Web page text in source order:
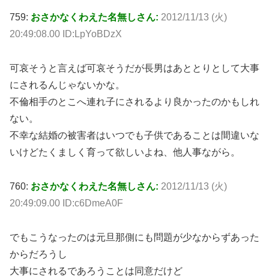
759: おさかなくわえた名無しさん: 2012/11/13 (火)
20:49:08.00 ID:LpYoBDzX
可哀そうと言えば可哀そうだが長男はあととりとして大事
にされるんじゃないかな。
不倫相手のとこへ連れ子にされるより良かったのかもしれ
ない。
不幸な結婚の被害者はいつでも子供であることは間違いな
いけどたくましく育って欲しいよね、他人事ながら。
760: おさかなくわえた名無しさん: 2012/11/13 (火)
20:49:09.00 ID:c6DmeA0F
でもこうなったのは元旦那側にも問題が少なからずあった
からだろうし
大事にされるであろうことは同意だけど